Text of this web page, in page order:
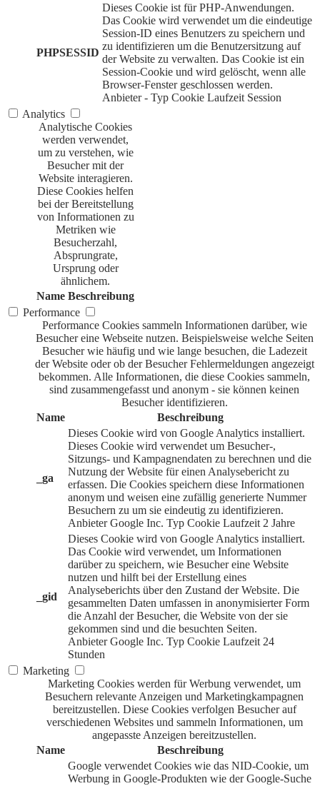
PHPSESSID
Dieses Cookie ist für PHP-Anwendungen.
Das Cookie wird verwendet um die eindeutige
Session-ID eines Benutzers zu speichern und
zu identifizieren um die Benutzersitzung auf
der Website zu verwalten. Das Cookie ist ein
Session-Cookie und wird gelöscht, wenn alle
Browser-Fenster geschlossen werden.
Anbieter - Typ Cookie Laufzeit Session
Analytics
Analytische Cookies
werden verwendet,
um zu verstehen, wie
Besucher mit der
Website interagieren.
Diese Cookies helfen
bei der Bereitstellung
von Informationen zu
Metriken wie
Besucherzahl,
Absprungrate,
Ursprung oder
ähnlichem.
Name Beschreibung
Performance
Performance Cookies sammeln Informationen darüber, wie
Besucher eine Webseite nutzen. Beispielsweise welche Seiten
Besucher wie häufig und wie lange besuchen, die Ladezeit
der Website oder ob der Besucher Fehlermeldungen angezeigt
bekommen. Alle Informationen, die diese Cookies sammeln,
sind zusammengefasst und anonym - sie können keinen
Besucher identifizieren.
Name
Beschreibung
_ga
Dieses Cookie wird von Google Analytics installiert.
Dieses Cookie wird verwendet um Besucher-,
Sitzungs- und Kampagnendaten zu berechnen und die
Nutzung der Website für einen Analysebericht zu
erfassen. Die Cookies speichern diese Informationen
anonym und weisen eine zufällig generierte Nummer
Besuchern zu um sie eindeutig zu identifizieren.
Anbieter Google Inc. Typ Cookie Laufzeit 2 Jahre
_gid
Dieses Cookie wird von Google Analytics installiert.
Das Cookie wird verwendet, um Informationen
darüber zu speichern, wie Besucher eine Website
nutzen und hilft bei der Erstellung eines
Analyseberichts über den Zustand der Website. Die
gesammelten Daten umfassen in anonymisierter Form
die Anzahl der Besucher, die Website von der sie
gekommen sind und die besuchten Seiten.
Anbieter Google Inc. Typ Cookie Laufzeit 24
Stunden
Marketing
Marketing Cookies werden für Werbung verwendet, um
Besuchern relevante Anzeigen und Marketingkampagnen
bereitzustellen. Diese Cookies verfolgen Besucher auf
verschiedenen Websites und sammeln Informationen, um
angepasste Anzeigen bereitzustellen.
Name
Beschreibung
Google verwendet Cookies wie das NID-Cookie, um
Werbung in Google-Produkten wie der Google-Suche